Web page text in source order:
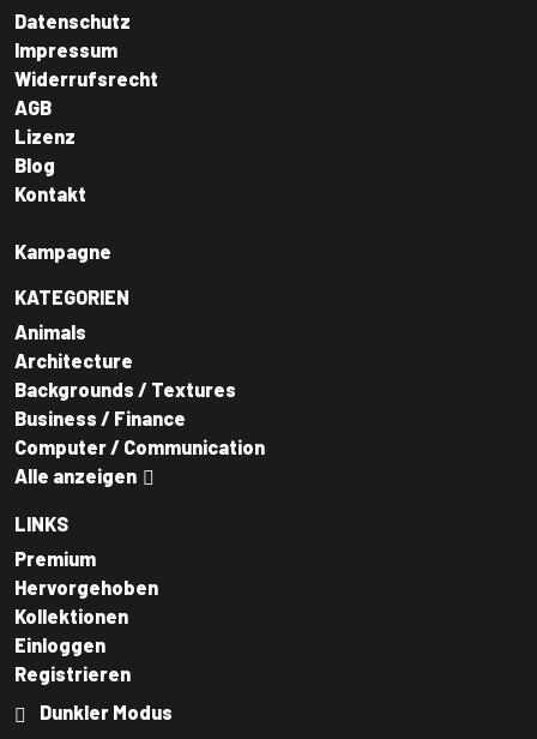
Datenschutz
Impressum
Widerrufsrecht
AGB
Lizenz
Blog
Kontakt
Kampagne
KATEGORIEN
Animals
Architecture
Backgrounds / Textures
Business / Finance
Computer / Communication
Alle anzeigen
LINKS
Premium
Hervorgehoben
Kollektionen
Einloggen
Registrieren
Dunkler Modus